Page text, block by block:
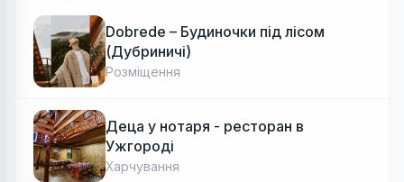
Dobrede – Будиночки під лісом
(Дубриничі)
Розміщення
Деца у нотаря - ресторан в
Ужгороді
Харчування